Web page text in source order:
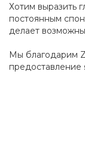
Хотим выразить
постоянным
делает
Мы благодарим
предоставление